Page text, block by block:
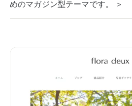
めのマガジン型テーマです。 ＞